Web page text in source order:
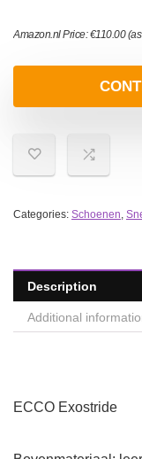
Amazon.nl Price:€110.00(as
Categories: Schoenen,
Description
Additional
ECCO Exostride